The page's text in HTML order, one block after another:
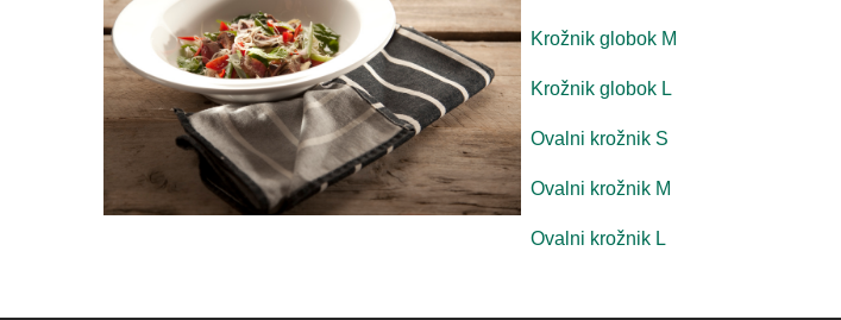
Krožnik globok M
Krožnik globok L
Ovalni krožnik S
Ovalni krožnik M
Ovalni krožnik L